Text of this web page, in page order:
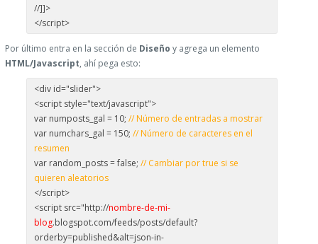
//]]>
</script>
Por último entra en la sección de Diseño y agrega un elemento
HTML/Javascript, ahí pega esto:
<div id="slider">
<script style="text/javascript">
var numposts_gal = 10; // Número de entradas a mostrar
var numchars_gal = 150; // Número de caracteres en el
resumen
var random_posts = false; // Cambiar por true si se
quieren aleatorios
</script>
<script src="http://nombre-de-mi-
blog.blogspot.com/feeds/posts/default?
orderby=published&alt=json-in-